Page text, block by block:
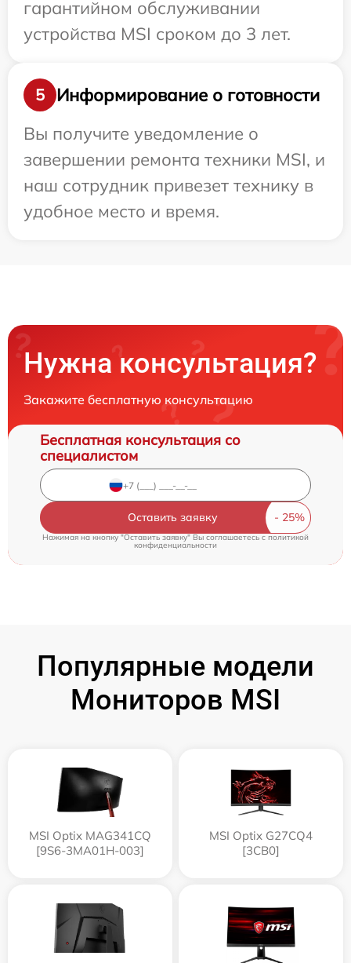
гарантийном обслуживании
устройства MSI сроком до 3 лет.
5
Информирование о готовности
Вы получите уведомление о
завершении ремонта техники MSI, и
наш сотрудник привезет технику в
удобное место и время.
Нужна консультация?
Закажите бесплатную консультацию
Бесплатная консультация со
специалистом
Оставить заявку
Нажимая на кнопку "Оставить заявку" Вы соглашаетесь cполитикой
конфиденциальности
Популярные модели
Мониторов MSI
MSI Optix MAG341CQ
[9S6-3MA01H-003]
MSI Optix G27CQ4
[3CB0]